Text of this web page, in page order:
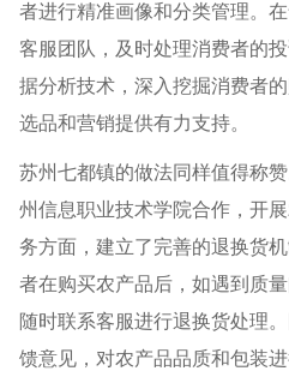
者进行精准画像和分类管理。
客服团队，及时处理消费者的
据分析技术，深入挖掘消费者
选品和营销提供有力支持。
苏州七都镇的做法同样值得称
州信息职业技术学院合作，开
务方面，建立了完善的退换货
者在购买农产品后，如遇到质
随时联系客服进行退换货处理
馈意见，对农产品品质和包装进